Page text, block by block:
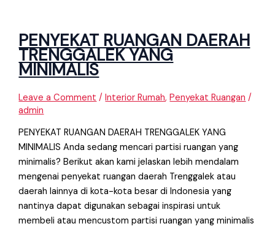
PENYEKAT RUANGAN DAERAH
TRENGGALEK YANG
MINIMALIS
Leave a Comment /Interior Rumah,Penyekat Ruangan /
admin
PENYEKAT RUANGAN DAERAH TRENGGALEK YANG
MINIMALIS Anda sedang mencari partisi ruangan yang
minimalis? Berikut akan kami jelaskan lebih mendalam
mengenai penyekat ruangan daerah Trenggalek atau
daerah lainnya di kota-kota besar di Indonesia yang
nantinya dapat digunakan sebagai inspirasi untuk
membeli atau mencustom partisi ruangan yang minimalis